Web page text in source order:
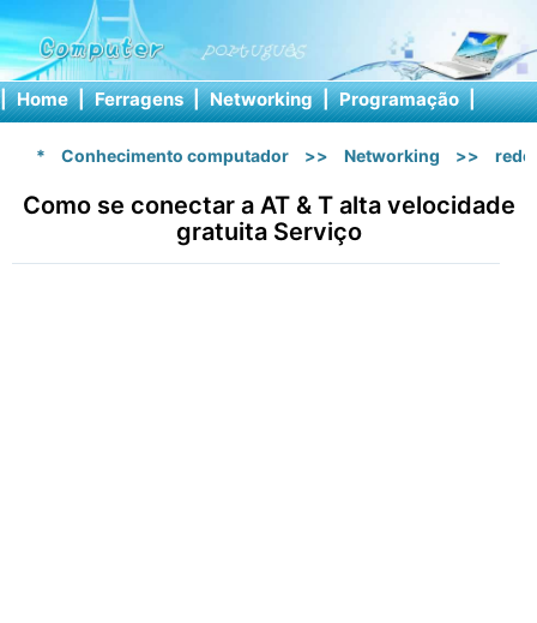
| Home | Ferragens | Networking | Programação |
* Conhecimento computador >> Networking >> rede
Como se conectar a AT & T alta velocidade
gratuita Serviço